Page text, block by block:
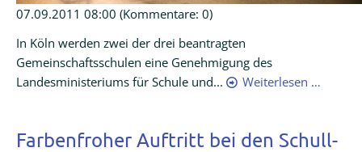
07.09.2011 08:00 (Kommentare: 0)
In Köln werden zwei der drei beantragten
Gemeinschaftsschulen eine Genehmigung des
Landesministeriums für Schule und...
Weiterlesen …
Farbenfroher Auftritt bei den Schull-